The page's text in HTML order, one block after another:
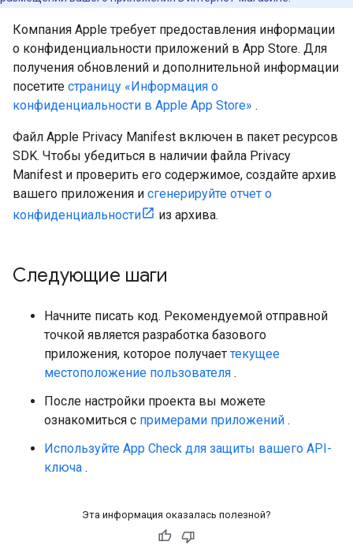
Компания Apple требует предоставления информации
о конфиденциальности приложений в App Store. Для
получения обновлений и дополнительной информации
посетите страницу «Информация о
конфиденциальности в Apple App Store» .
Файл Apple Privacy Manifest включен в пакет ресурсов
SDK. Чтобы убедиться в наличии файла Privacy
Manifest и проверить его содержимое, создайте архив
вашего приложения и сгенерируйте отчет о
конфиденциальности
из архива.
Следующие шаги
Начните писать код. Рекомендуемой отправной
точкой является разработка базового
приложения, которое получает текущее
местоположение пользователя .
После настройки проекта вы можете
ознакомиться с примерами приложений .
Используйте App Check для защиты вашего API-
ключа .
Эта информация оказалась полезной?